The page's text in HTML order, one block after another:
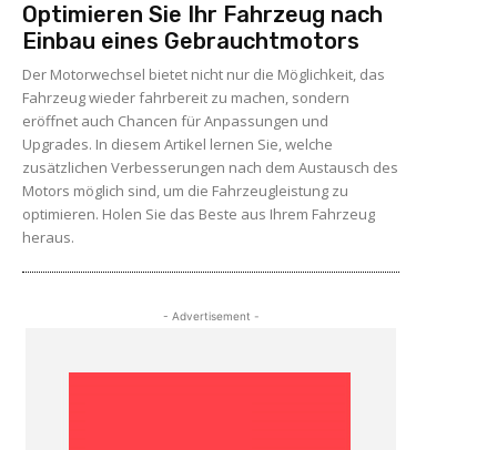
Optimieren Sie Ihr Fahrzeug nach
Einbau eines Gebrauchtmotors
Der Motorwechsel bietet nicht nur die Möglichkeit, das
Fahrzeug wieder fahrbereit zu machen, sondern
eröffnet auch Chancen für Anpassungen und
Upgrades. In diesem Artikel lernen Sie, welche
zusätzlichen Verbesserungen nach dem Austausch des
Motors möglich sind, um die Fahrzeugleistung zu
optimieren. Holen Sie das Beste aus Ihrem Fahrzeug
heraus.
- Advertisement -